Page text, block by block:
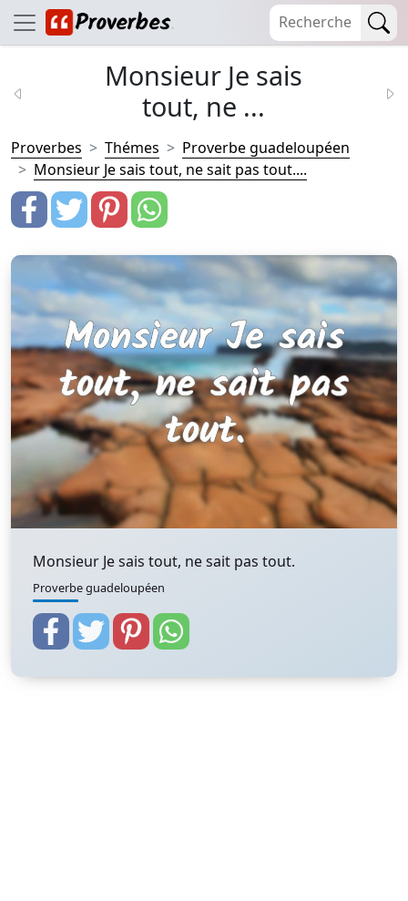
Monsieur Je sais
tout, ne ...
Proverbes Thémes
Proverbe guadeloupéen
Monsieur Je sais tout, ne sait pas tout....
Monsieur Je sais tout, ne sait pas tout.
Proverbe guadeloupéen